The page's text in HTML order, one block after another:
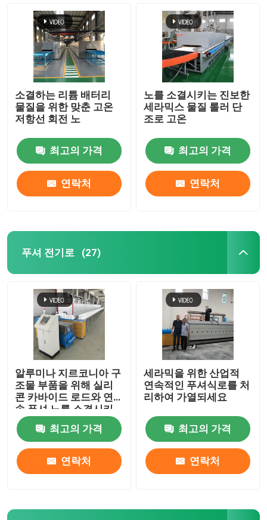
공장 여행
품질 관리
소식
경우
인용문을 요구하세요
소결하는 리튬 배터리
물질을 위한 맞춘 고온
저항선 회전 노
최고의 가격
연락처
노를 소결시키는 진보한
세라믹스 물질 롤러 단
조로 고온
최고의 가격
연락처
푸셔 전기로 (27)
알루미나 지르코니아 구
조물 부품을 위해 실리
콘 카바이드 로드와 연
속 푸셔 노를 소결시키
는 고온
최고의 가격
연락처
세라믹을 위한 산업적
연속적인 푸셔식로를 처
리하여 가열되세요
최고의 가격
연락처